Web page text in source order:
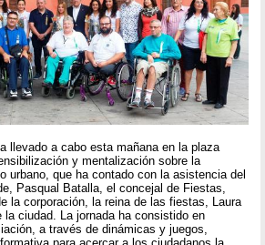
llevado a cabo esta mañana en la plaza
y mentalización sobre la
urbano, que ha contado con la asistencia del
Pasqual Batalla, el concejal de Fiestas,
la corporación, la reina de las fiestas, Laura
ciudad. La jornada ha consistido en
a través de dinámicas y juegos,